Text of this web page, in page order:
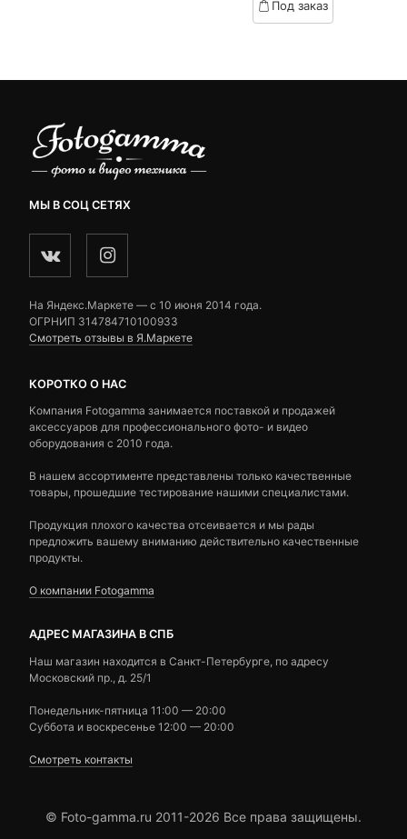
onПод заказ
МЫ В СОЦ СЕТЯХ
На Яндекс.Маркете — c 10 июня 2014 года.
ОГРНИП 314784710100933
Смотреть отзывы в Я.Маркете
КОРОТКО О НАС
Компания Fotogamma занимается поставкой и продажей
аксессуаров для профессионального фото- и видео
оборудования с 2010 года.
В нашем ассортименте представлены только качественные
товары, прошедшие тестирование нашими специалистами.
Продукция плохого качества отсеивается и мы рады
предложить вашему вниманию действительно качественные
продукты.
О компании Fotogamma
АДРЕС МАГАЗИНА В СПБ
Наш магазин находится в Санкт-Петербурге, по адресу
Московский пр., д. 25/1
Понедельник-пятница 11:00 — 20:00
Суббота и воскресенье 12:00 — 20:00
Смотреть контакты
© Foto-gamma.ru 2011-2026 Все права защищены.